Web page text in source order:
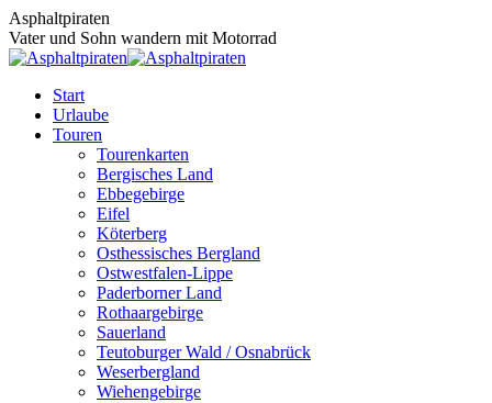
Zum
Inhalt
springen
Asphaltpiraten
Vater und Sohn wandern mit Motorrad
Start
Urlaube
Touren
Tourenkarten
Bergisches Land
Ebbegebirge
Eifel
Köterberg
Osthessisches Bergland
Ostwestfalen-Lippe
Paderborner Land
Rothaargebirge
Sauerland
Teutoburger Wald / Osnabrück
Weserbergland
Wiehengebirge